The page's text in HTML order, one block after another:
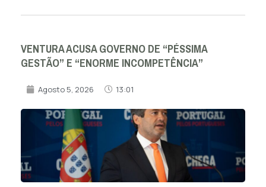
VENTURA ACUSA GOVERNO DE “PÉSSIMA
GESTÃO” E “ENORME INCOMPETÊNCIA”
Agosto 5, 2026 13:01